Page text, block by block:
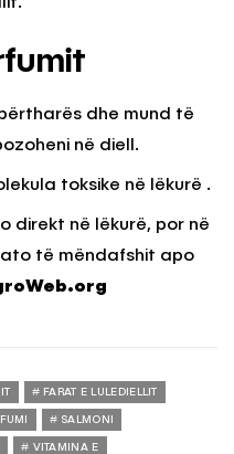
dhe mund të
në diell.
toksike në lëkurë .
direkt në lëkurë, por në
ato të mëndafshit apo
FARAT E LULEDIELLIT
SALMONI
VITAMINA E